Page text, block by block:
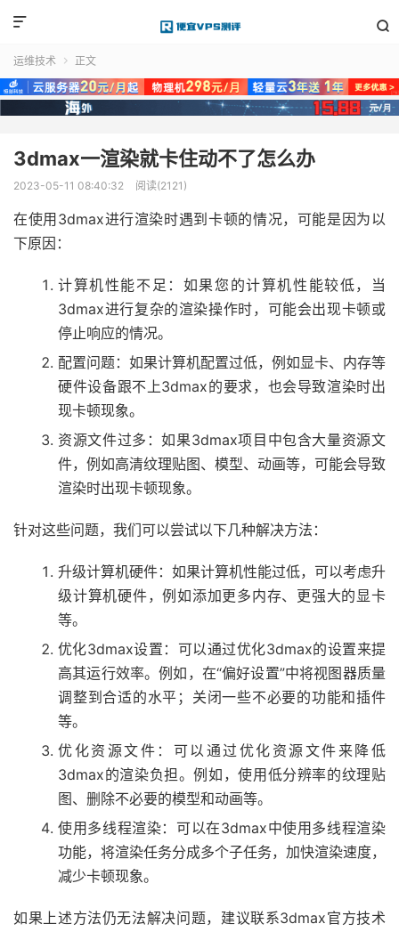


运维技术  正文
3dmax一渲染就卡住动不了怎么办
2023-05-11 08:40:32 阅读(2121)
在使用3dmax进行渲染时遇到卡顿的情况，可能是因为以
下原因：
计算机性能不足：如果您的计算机性能较低，当
3dmax进行复杂的渲染操作时，可能会出现卡顿或
停止响应的情况。
配置问题：如果计算机配置过低，例如显卡、内存等
硬件设备跟不上3dmax的要求，也会导致渲染时出
现卡顿现象。
资源文件过多：如果3dmax项目中包含大量资源文
件，例如高清纹理贴图、模型、动画等，可能会导致
渲染时出现卡顿现象。
针对这些问题，我们可以尝试以下几种解决方法：
升级计算机硬件：如果计算机性能过低，可以考虑升
级计算机硬件，例如添加更多内存、更强大的显卡
等。
优化3dmax设置：可以通过优化3dmax的设置来提
高其运行效率。例如，在“偏好设置”中将视图器质量
调整到合适的水平；关闭一些不必要的功能和插件
等。
优化资源文件：可以通过优化资源文件来降低
3dmax的渲染负担。例如，使用低分辨率的纹理贴
图、删除不必要的模型和动画等。
使用多线程渲染：可以在3dmax中使用多线程渲染
功能，将渲染任务分成多个子任务，加快渲染速度，
减少卡顿现象。
如果上述方法仍无法解决问题，建议联系3dmax官方技术